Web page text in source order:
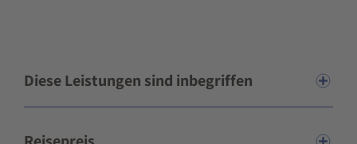
Diese Leistungen sind inbegriffen